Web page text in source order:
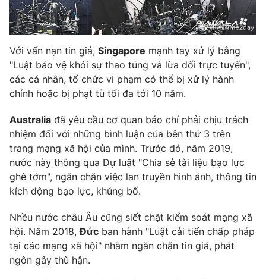
Với vấn nạn tin giả, Singapore mạnh tay xử lý bằng
"Luật bảo vệ khỏi sự thao túng và lừa dối trực tuyến",
các cá nhân, tổ chức vi phạm có thể bị xử lý hành
chính hoặc bị phạt tù tối đa tới 10 năm.
Australia đã yêu cầu cơ quan báo chí phải chịu trách
nhiệm đối với những bình luận của bên thứ 3 trên
trang mạng xã hội của mình. Trước đó, năm 2019,
nước này thông qua Dự luật "Chia sẻ tài liệu bạo lực
ghê tởm", ngăn chặn việc lan truyền hình ảnh, thông tin
kích động bạo lực, khủng bố.
Nhều nước châu Âu cũng siết chặt kiểm soát mạng xã
hội. Năm 2018,Đức ban hành "Luật cải tiến chấp pháp
tại các mạng xã hội" nhằm ngăn chặn tin giả, phát
ngôn gây thù hận.